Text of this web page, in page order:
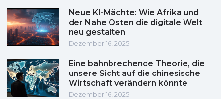
Neue KI-Mächte: Wie Afrika und
der Nahe Osten die digitale Welt
neu gestalten
Dezember 16, 2025
Eine bahnbrechende Theorie, die
unsere Sicht auf die chinesische
Wirtschaft verändern könnte
Dezember 16, 2025